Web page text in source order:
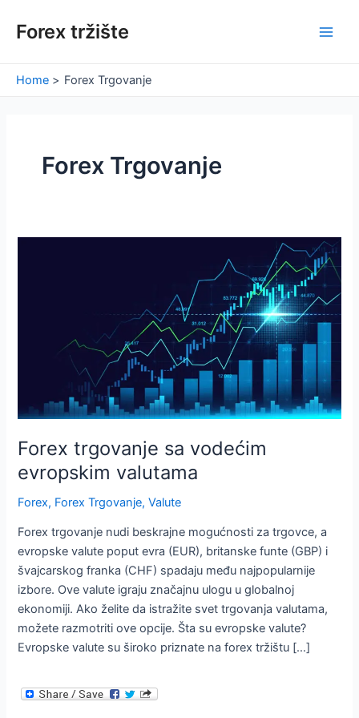
Forex tržište
Home Forex Trgovanje
Forex Trgovanje
Forex trgovanje sa vodećim
evropskim valutama
Forex, Forex Trgovanje,Valute
Forex trgovanje nudi beskrajne mogućnosti za trgovce, a
evropske valute poput evra (EUR), britanske funte (GBP) i
švajcarskog franka (CHF) spadaju među najpopularnije
izbore. Ove valute igraju značajnu ulogu u globalnoj
ekonomiji. Ako želite da istražite svet trgovanja valutama,
možete razmotriti ove opcije. Šta su evropske valute?
Evropske valute su široko priznate na forex tržištu […]